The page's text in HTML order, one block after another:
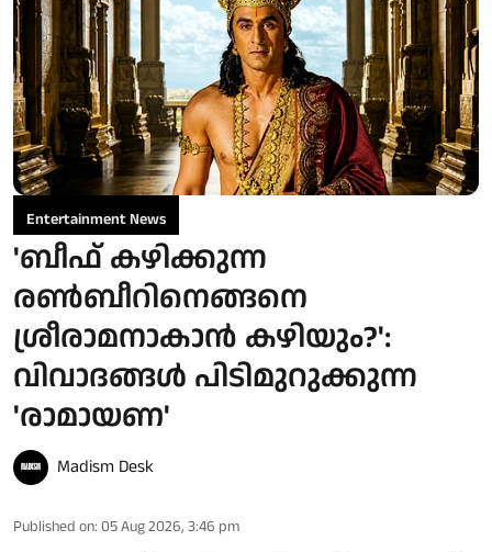
Entertainment News
'ബീഫ് കഴിക്കുന്ന
രൺബീറിനെങ്ങനെ
ശ്രീരാമനാകാൻ കഴിയും?':
വിവാദങ്ങൾ പിടിമുറുക്കുന്ന
'രാമായണ'
Madism Desk
Published on: 05 Aug 2026, 3:46 pm